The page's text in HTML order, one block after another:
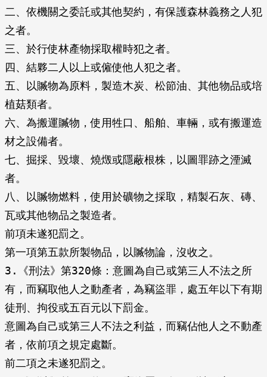
二、依機關之委託或其他契約，有保護森林義務之人犯
之者。
三、於行使林產物採取權時犯之者。
四、結夥二人以上或僱使他人犯之者。
五、以贓物為原料，製造木炭、松節油、其他物品或培
植菇類者。
六、為搬運贓物，使用牲口、船舶、車輛，或有搬運造
材之設備者。
七、掘採、毀壞、燒燬或隱蔽根株，以圖罪跡之湮滅
者。
八、以贓物燃料，使用於礦物之採取，精製石灰、磚、
瓦或其他物品之製造者。
前項未遂犯罰之。
第一項第五款所製物品，以贓物論，沒收之。
3.《刑法》第320條：意圖為自己或第三人不法之所
有，而竊取他人之動產者，為竊盜罪，處五年以下有期
徒刑、拘役或五百元以下罰金。
意圖為自己或第三人不法之利益，而竊佔他人之不動產
者，依前項之規定處斷。
前二項之未遂犯罰之。